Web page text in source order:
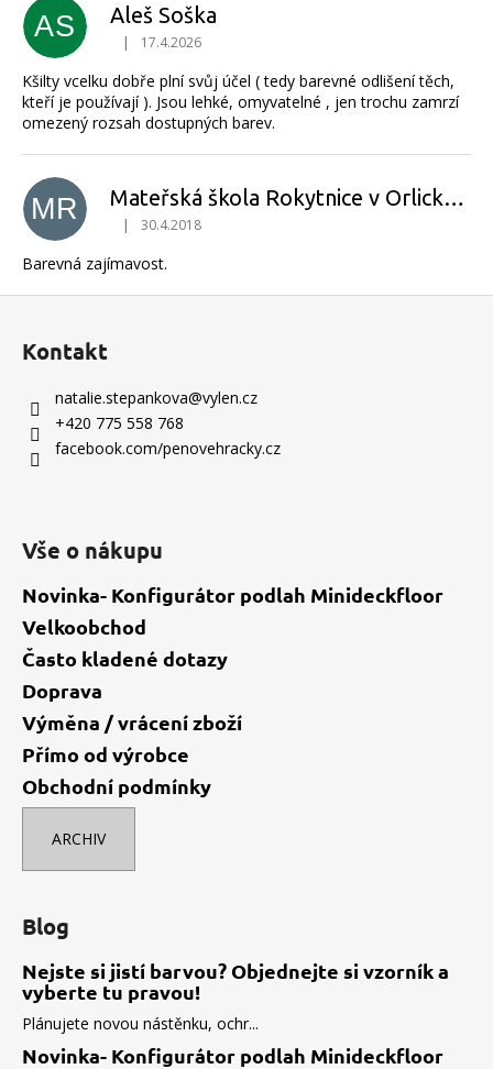
AS Aleš Soška
Hodnocení produktu je 4 z 5 hvězdiček.
| 17.4.2026
Kšilty vcelku dobře plní svůj účel ( tedy barevné odlišení těch,
kteří je používají ). Jsou lehké, omyvatelné , jen trochu zamrzí
omezený rozsah dostupných barev.
MR Mateřská škola Rokytnice v Orlických horách
Hodnocení produktu je 5 z 5 hvězdiček.
| 30.4.2018
Barevná zajímavost.
Kontakt
natalie.stepankova@vylen.cz
+420 775 558 768
facebook.com/penovehracky.cz
Vše o nákupu
Novinka- Konfigurátor podlah Minideckfloor
Velkoobchod
Často kladené dotazy
Doprava
Výměna / vrácení zboží
Přímo od výrobce
Obchodní podmínky
ARCHIV
Blog
Nejste si jistí barvou? Objednejte si vzorník a
vyberte tu pravou!
Plánujete novou nástěnku, ochr...
Novinka- Konfigurátor podlah Minideckfloor